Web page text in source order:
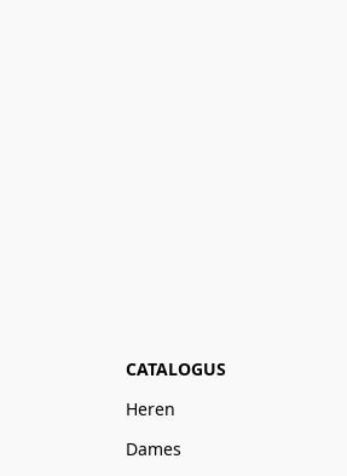
CATALOGUS
Heren
Dames